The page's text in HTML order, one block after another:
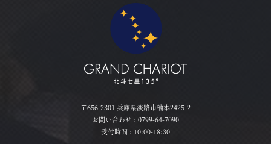
〒656-2301 兵庫県淡路市楠本2425-2
お問い合わせ : 0799-64-7090
受付時間 : 10:00-18:30